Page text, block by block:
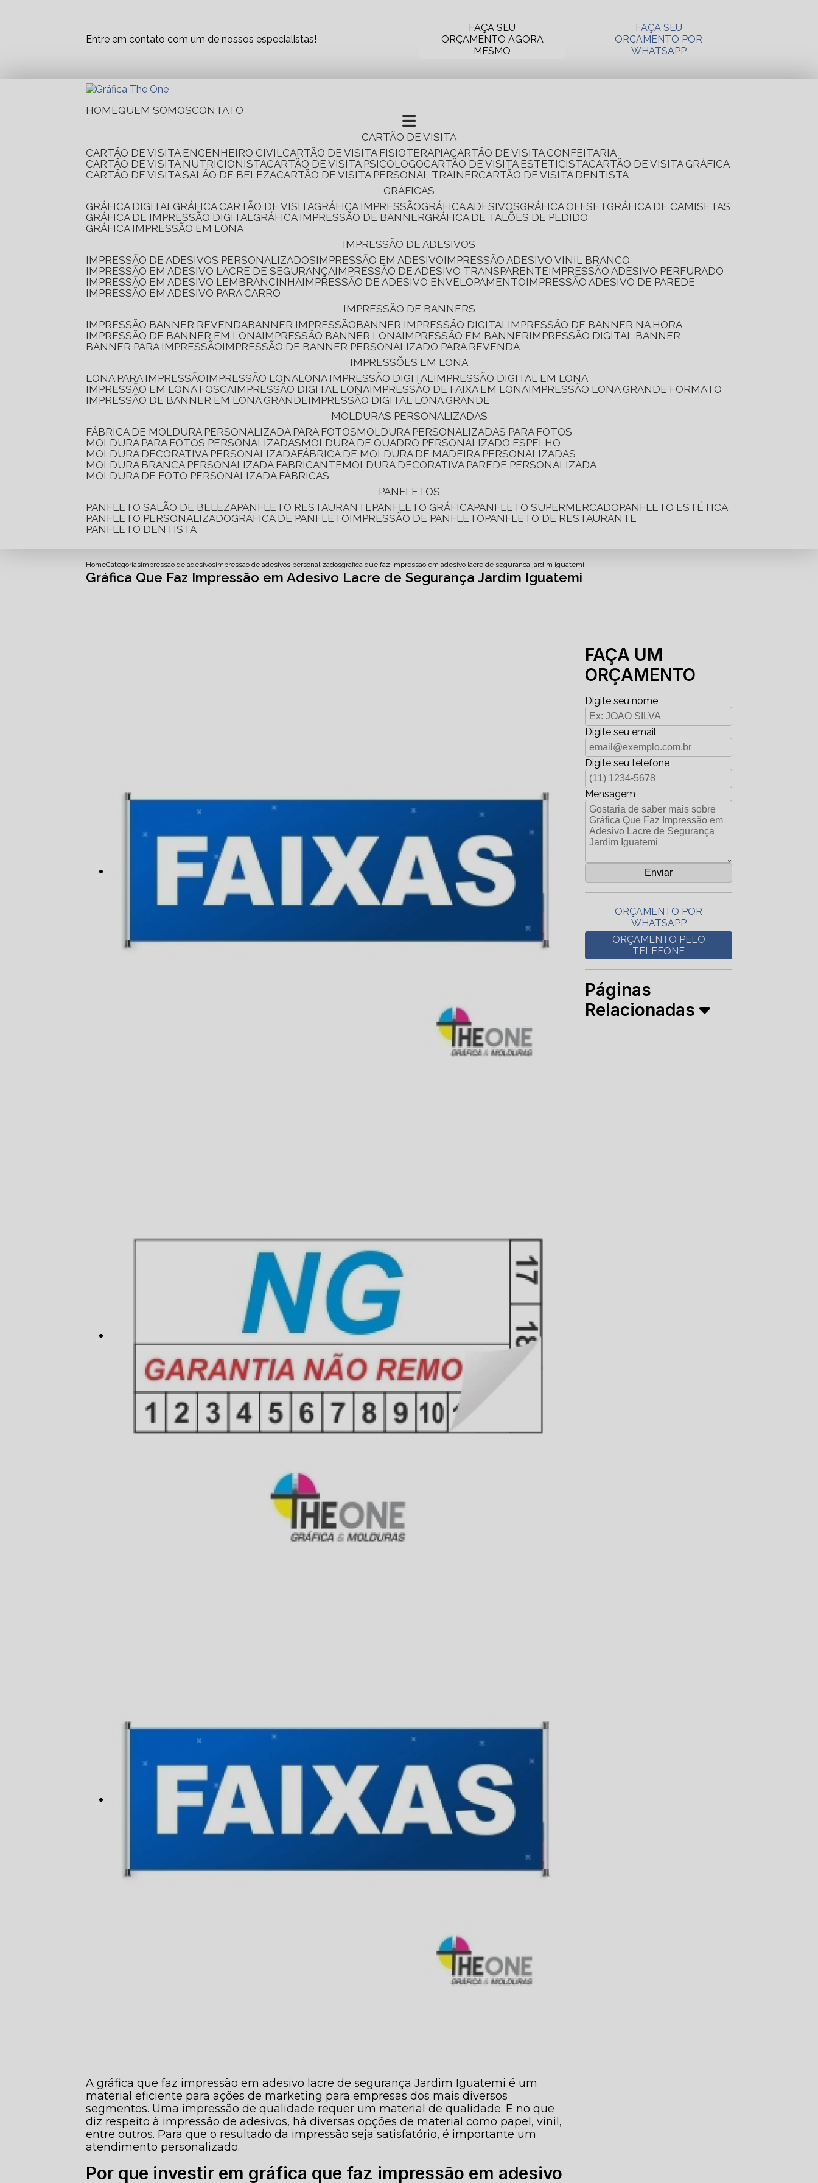
Entre em contato com um de nossos especialistas!
FAÇA SEU
ORÇAMENTO AGORA
MESMO
FAÇA SEU
ORÇAMENTO POR
WHATSAPP
HOME QUEM SOMOS CONTATO
CARTÃO DE VISITA
CARTÃO DE VISITA ENGENHEIRO CIVIL CARTÃO DE VISITA FISIOTERAPIA CARTÃO DE VISITA CONFEITARIA
CARTÃO DE VISITA NUTRICIONISTA CARTÃO DE VISITA PSICOLOGO CARTÃO DE VISITA ESTETICISTA CARTÃO DE VISITA GRÁFICA
CARTÃO DE VISITA SALÃO DE BELEZA CARTÃO DE VISITA PERSONAL TRAINER CARTÃO DE VISITA DENTISTA
GRÁFICAS
GRÁFICA DIGITAL
GRÁFICA CARTÃO DE VISITA GRÁFICA IMPRESSÃO GRÁFICA ADESIVOS GRÁFICA OFFSET
GRÁFICA DE CAMISETAS
GRÁFICA DE IMPRESSÃO DIGITAL
GRÁFICA IMPRESSÃO DE BANNER
GRÁFICA DE TALÕES DE PEDIDO
GRÁFICA IMPRESSÃO EM LONA
IMPRESSÃO DE ADESIVOS
IMPRESSÃO DE ADESIVOS PERSONALIZADOS IMPRESSÃO EM ADESIVO IMPRESSÃO ADESIVO VINIL BRANCO
IMPRESSÃO EM ADESIVO LACRE DE SEGURANÇA IMPRESSÃO DE ADESIVO TRANSPARENTE IMPRESSÃO ADESIVO PERFURADO
IMPRESSÃO EM ADESIVO LEMBRANCINHA IMPRESSÃO DE ADESIVO ENVELOPAMENTO IMPRESSÃO ADESIVO DE PAREDE
IMPRESSÃO EM ADESIVO PARA CARRO
IMPRESSÃO DE BANNERS
IMPRESSÃO BANNER REVENDA
BANNER IMPRESSÃO BANNER IMPRESSÃO DIGITAL IMPRESSÃO DE BANNER NA HORA
IMPRESSÃO DE BANNER EM LONA IMPRESSÃO BANNER LONA IMPRESSÃO EM BANNER IMPRESSÃO DIGITAL BANNER
BANNER PARA IMPRESSÃO IMPRESSÃO DE BANNER PERSONALIZADO PARA REVENDA
IMPRESSÕES EM LONA
LONA PARA IMPRESSÃO IMPRESSÃO LONA LONA IMPRESSÃO DIGITAL IMPRESSÃO DIGITAL EM LONA
IMPRESSÃO EM LONA FOSCA IMPRESSÃO DIGITAL LONA IMPRESSÃO DE FAIXA EM LONA IMPRESSÃO LONA GRANDE FORMATO
IMPRESSÃO DE BANNER EM LONA GRANDE IMPRESSÃO DIGITAL LONA GRANDE
MOLDURAS PERSONALIZADAS
FÁBRICA DE MOLDURA PERSONALIZADA PARA FOTOS
MOLDURA PERSONALIZADAS PARA FOTOS
MOLDURA PARA FOTOS PERSONALIZADAS
MOLDURA DE QUADRO PERSONALIZADO ESPELHO
MOLDURA DECORATIVA PERSONALIZADA FÁBRICA DE MOLDURA DE MADEIRA PERSONALIZADAS
MOLDURA BRANCA PERSONALIZADA FABRICANTE
MOLDURA DECORATIVA PAREDE PERSONALIZADA
MOLDURA DE FOTO PERSONALIZADA FÁBRICAS
PANFLETOS
PANFLETO SALÃO DE BELEZA PANFLETO RESTAURANTE PANFLETO GRÁFICA PANFLETO SUPERMERCADO PANFLETO ESTÉTICA
PANFLETO PERSONALIZADO
GRÁFICA DE PANFLETO IMPRESSÃO DE PANFLETO PANFLETO DE RESTAURANTE
PANFLETO DENTISTA
HomeCategoriasimpressao de adesivosimpressao de adesivos personalizadosgrafica que faz impressao em adesivo lacre de seguranca jardim iguatemi
Gráfica Que Faz Impressão em Adesivo Lacre de Segurança Jardim Iguatemi
A gráfica que faz impressão em adesivo lacre de segurança Jardim Iguatemi é um
material eficiente para ações de marketing para empresas dos mais diversos
segmentos. Uma impressão de qualidade requer um material de qualidade. E no que
diz respeito à impressão de adesivos, há diversas opções de material como papel, vinil,
entre outros. Para que o resultado da impressão seja satisfatório, é importante um
atendimento personalizado.
Por que investir em gráfica que faz impressão em adesivo
FAÇA UM
ORÇAMENTO
Digite seu nome
Digite seu email
Digite seu telefone
Mensagem
ORÇAMENTO POR
WHATSAPP
ORÇAMENTO PELO
TELEFONE
Páginas
Relacionadas